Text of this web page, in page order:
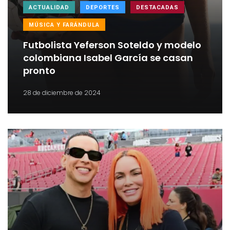
ACTUALIDAD DEPORTES DESTACADAS
MÚSICA Y FARÁNDULA
Futbolista Yeferson Soteldo y modelo
colombiana Isabel García se casan
pronto
28 de diciembre de 2024